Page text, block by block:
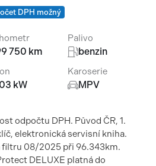
DPH možný
750 km
Palivo
benzin
kW
Karoserie
MPV
odpočtu DPH. Původ ČR, 1.
elektronická servisní kniha.
filtru 08/2025 při 96.343km.
DELUXE platná do